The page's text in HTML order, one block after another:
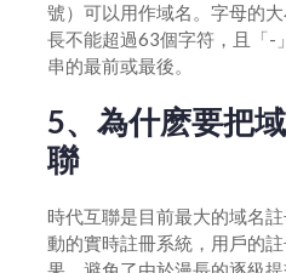
號）可以用作域名。字母的
長不能超過63個字符，且「-
串的最前或最後。
5、為什麽要把
聯
時代互聯是目前最大的域名
動的實時註冊系統，用戶的